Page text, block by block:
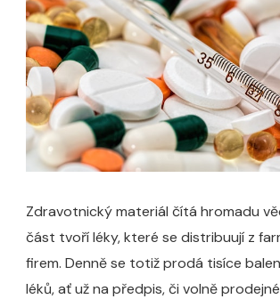
Zdravotnický materiál čítá hromadu
část tvoří léky, které se distribuují z
firem. Denně se totiž prodá tisíce
léků, ať už na předpis, či volně